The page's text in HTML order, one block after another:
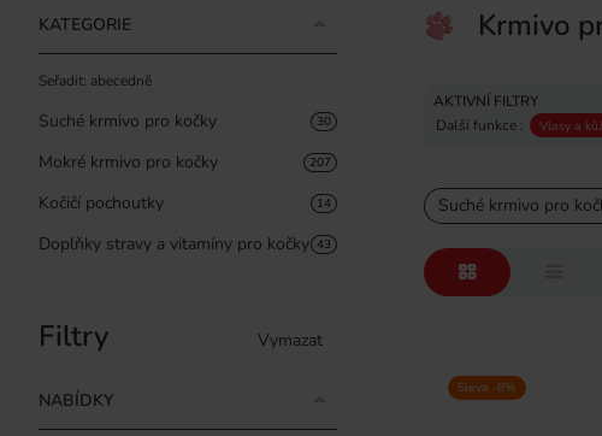
Krmivo
AKTIVNÍ FILTRY
Další funkce :
Vlasy a
Suché krmivo pro
Sleva -8%
KATEGORIE
Seřadit: abecedně
Suché krmivo pro kočky 30
Mokré krmivo pro kočky 207
Kočičí pochoutky 14
Doplňky stravy a vitamíny pro kočky 43
Filtry Vymazat
NABÍDKY